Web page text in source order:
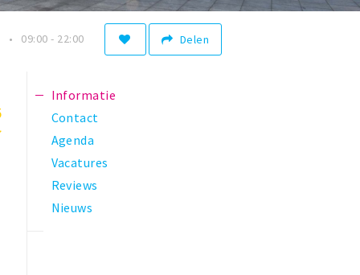
Delen
09:00 - 22:00
Informatie
Contact
Agenda
Vacatures
Reviews
Nieuws